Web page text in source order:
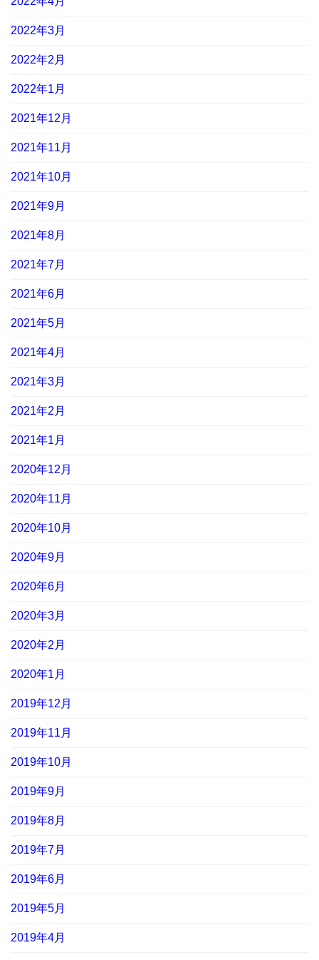
2022年3月
2022年2月
2022年1月
2021年12月
2021年11月
2021年10月
2021年9月
2021年8月
2021年7月
2021年6月
2021年5月
2021年4月
2021年3月
2021年2月
2021年1月
2020年12月
2020年11月
2020年10月
2020年9月
2020年6月
2020年3月
2020年2月
2020年1月
2019年12月
2019年11月
2019年10月
2019年9月
2019年8月
2019年7月
2019年6月
2019年5月
2019年4月